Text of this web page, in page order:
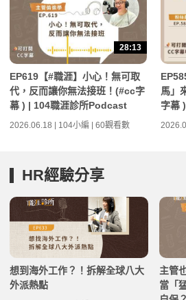
28:13
EP619【#職涯】小心！無可取
代，反而讓你無法接班！(#cc字
幕 ) | 104職涯診所Podcast
2026.06.18 | 104小編 | 60觀看數
馬」
字幕
HR經驗分享
想到海外工作？！拆解全球八大
外派熱點
主管
當「